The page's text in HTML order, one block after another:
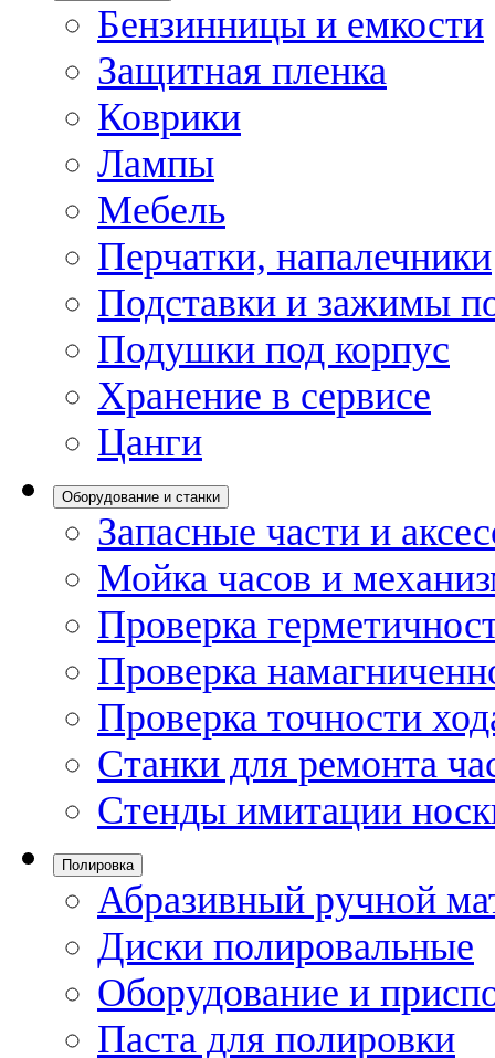
Бензинницы и емкости
Защитная пленка
Коврики
Лампы
Мебель
Перчатки, напалечники
Подставки и зажимы
Подушки под корпус
Хранение в сервисе
Цанги
Оборудование и станки
Запасные части и
Мойка часов и
Проверка
Проверка
Проверка точности
Станки для ремонта
Стенды имитации
Полировка
Абразивный ручной
Диски полировальные
Оборудование и
Паста для полировки